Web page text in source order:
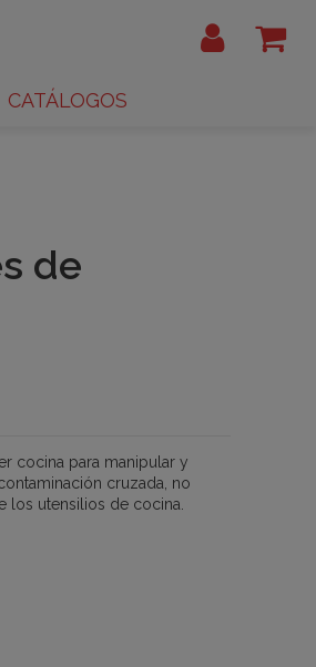
CATÁLOGOS
de
cocina para manipular y
cruzada, no
los utensilios de cocina.